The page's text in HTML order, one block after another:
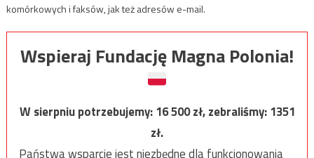
komórkowych i faksów, jak też adresów e-mail.
Wspieraj Fundację Magna Polonia!
W sierpniu potrzebujemy:16 500zł, zebraliśmy:1351
zł.
Państwa wsparcie jest niezbędne dla funkcjonowania